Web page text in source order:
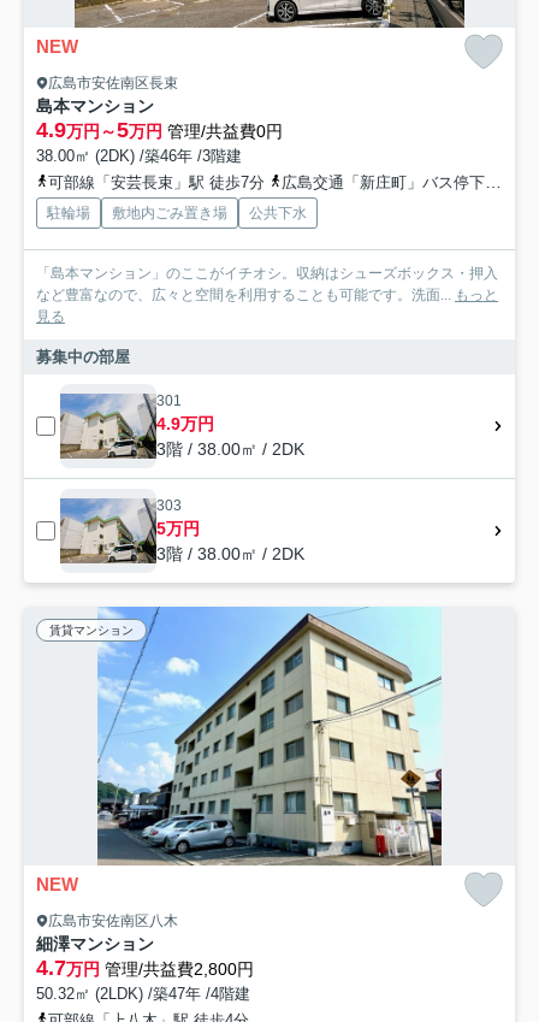
NEW
広島市安佐南区長束
島本マンション
4.9万円～5万円 管理/共益費0円
38.00㎡ (2DK) /築46年 /3階建
可部線「安芸長束」駅 徒歩7分
広島交通「新庄町」バス停下車 徒歩1分
駐輪場 敷地内ごみ置き場 公共下水
「島本マンション」のここがイチオシ。収納はシューズボックス・押入
など豊富なので、広々と空間を利用することも可能です。洗面... もっと
見る
募集中の部屋
301
4.9万円
3階 / 38.00㎡ / 2DK
303
5万円
3階 / 38.00㎡ / 2DK
賃貸マンション
NEW
広島市安佐南区八木
細澤マンション
4.7万円 管理/共益費2,800円
50.32㎡ (2LDK) /築47年 /4階建